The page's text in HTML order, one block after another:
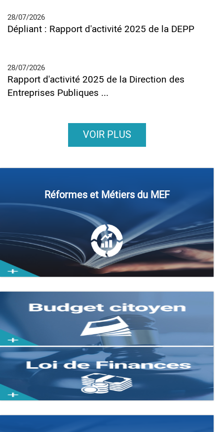
28/07/2026
Dépliant : Rapport d'activité 2025 de la DEPP
28/07/2026
Rapport d'activité 2025 de la Direction des
Entreprises Publiques ...
VOIR PLUS
Réformes et Métiers du MEF